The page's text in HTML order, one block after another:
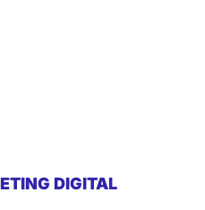
DIGITAL